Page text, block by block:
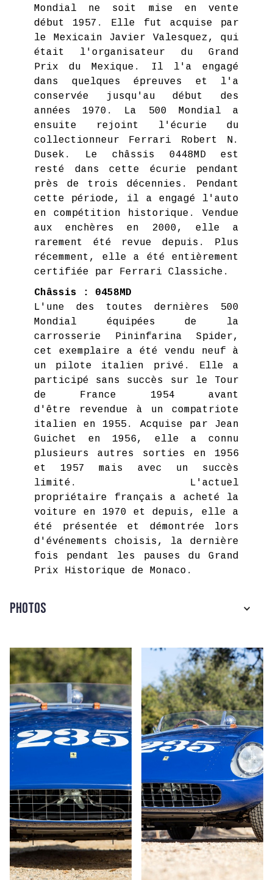
Mondial ne soit mise en vente
début 1957. Elle fut acquise par
le Mexicain Javier Valesquez, qui
était l'organisateur du Grand
Prix du Mexique. Il l'a engagé
dans quelques épreuves et l'a
conservée jusqu'au début des
années 1970. La 500 Mondial a
ensuite rejoint l'écurie du
collectionneur Ferrari Robert N.
Dusek. Le châssis 0448MD est
resté dans cette écurie pendant
près de trois décennies. Pendant
cette période, il a engagé l'auto
en compétition historique. Vendue
aux enchères en 2000, elle a
rarement été revue depuis. Plus
récemment, elle a été entièrement
certifiée par Ferrari Classiche.
Châssis : 0458MD
L'une des toutes dernières 500
Mondial équipées de la
carrosserie Pininfarina Spider,
cet exemplaire a été vendu neuf à
un pilote italien privé. Elle a
participé sans succès sur le Tour
de France 1954 avant
d'être revendue à un compatriote
italien en 1955. Acquise par Jean
Guichet en 1956, elle a connu
plusieurs autres sorties en 1956
et 1957 mais avec un succès
limité. L'actuel
propriétaire français a acheté la
voiture en 1970 et depuis, elle a
été présentée et démontrée lors
d'événements choisis, la dernière
fois pendant les pauses du Grand
Prix Historique de Monaco.
Photos